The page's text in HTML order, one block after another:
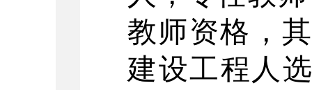
教师资格，
建设工程人